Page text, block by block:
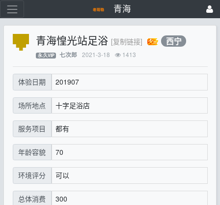
青海
青海惶光站足浴 [复制链接] 西宁
永.久VIP 七次郎 2021-3-18 1413
体验日期 201907
场所地点 十字足浴店
服务项目 都有
年龄容貌 70
环境评分 可以
总体消费 300